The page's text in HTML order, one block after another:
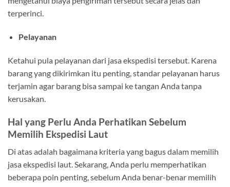
terperinci.
Pelayanan
Ketahui pula pelayanan dari jasa ekspedisi tersebut. Karena
barang yang dikirimkan itu penting, standar pelayanan harus
terjamin agar barang bisa sampai ke tangan Anda tanpa
kerusakan.
Hal yang Perlu Anda Perhatikan Sebelum
Memilih Ekspedisi Laut
Di atas adalah bagaimana kriteria yang bagus dalam memilih
jasa ekspedisi laut. Sekarang, Anda perlu memperhatikan
beberapa poin penting, sebelum Anda benar-benar memilih